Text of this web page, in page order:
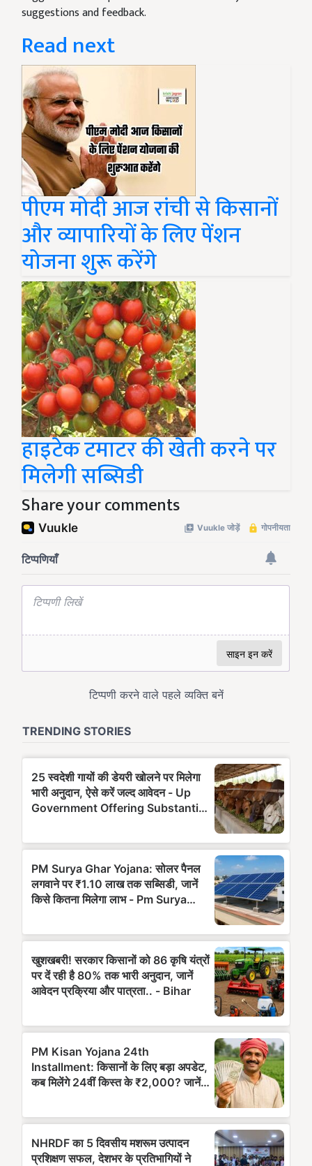
suggestions and feedback.
Read next
पीएम मोदी आज रांची से किसानों
और व्यापारियों के लिए पेंशन
योजना शुरू करेंगे
हाइटेक टमाटर की खेती करने पर
मिलेगी सब्सिडी
Share your comments